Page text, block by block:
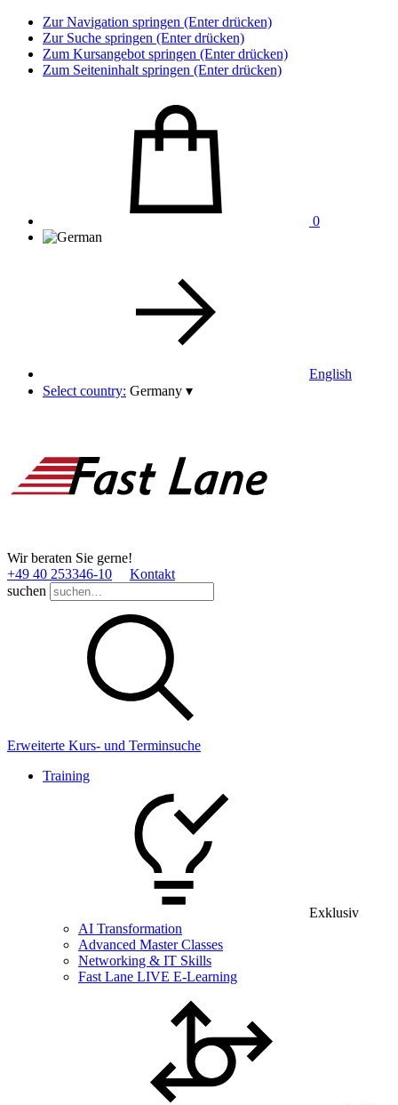
Zur Navigation springen (Enter drücken)
Zur Suche springen (Enter drücken)
Zum Kursangebot springen (Enter drücken)
Zum Seiteninhalt springen (Enter drücken)
0
English
Select country: Germany ▾
Wir beraten Sie gerne!
+49 40 253346­-10
Kontakt
suchen
Erweiterte Kurs- und Terminsuche
Training
Exklusiv
AI Transformation
Advanced Master Classes
Networking & IT Skills
Fast Lane LIVE E-Learning